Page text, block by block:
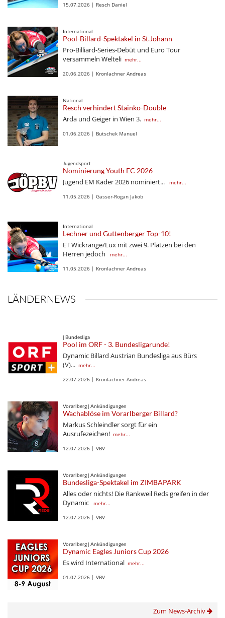
15.07.2026 | Resch Daniel
International
Pool-Billard-Spektakel in St.Johann
Pro-Billiard-Series-Debüt und Euro Tour
versammeln Welteli mehr...
20.06.2026 | Kronlachner Andreas
National
Resch verhindert Stainko-Double
Arda und Geiger in Wien 3. mehr...
01.06.2026 | Butschek Manuel
Jugendsport
Nominierung Youth EC 2026
Jugend EM Kader 2026 nominiert...
mehr...
11.05.2026 | Gasser-Rogan Jakob
International
Lechner und Guttenberger Top-10!
ET Wickrange/Lux mit zwei 9. Plätzen bei den
Herren jedoch
mehr...
11.05.2026 | Kronlachner Andreas
LÄNDERNEWS
| Bundesliga
Pool im ORF - 3. Bundesligarunde!
Dynamic Billard Austrian Bundesliga aus Bürs
(V)... mehr...
22.07.2026 | Kronlachner Andreas
Vorarlberg | Ankündigungen
Wachablöse im Vorarlberger Billard?
Markus Schleindler sorgt für ein
Ausrufezeichen! mehr...
12.07.2026 | VBV
Vorarlberg | Ankündigungen
Bundesliga-Spektakel im ZIMBAPARK
Alles oder nichts! Die Rankweil Reds greifen in der
Dynamic
mehr...
12.07.2026 | VBV
Vorarlberg | Ankündigungen
Dynamic Eagles Juniors Cup 2026
Es wird International mehr...
01.07.2026 | VBV
Zum News-Archiv